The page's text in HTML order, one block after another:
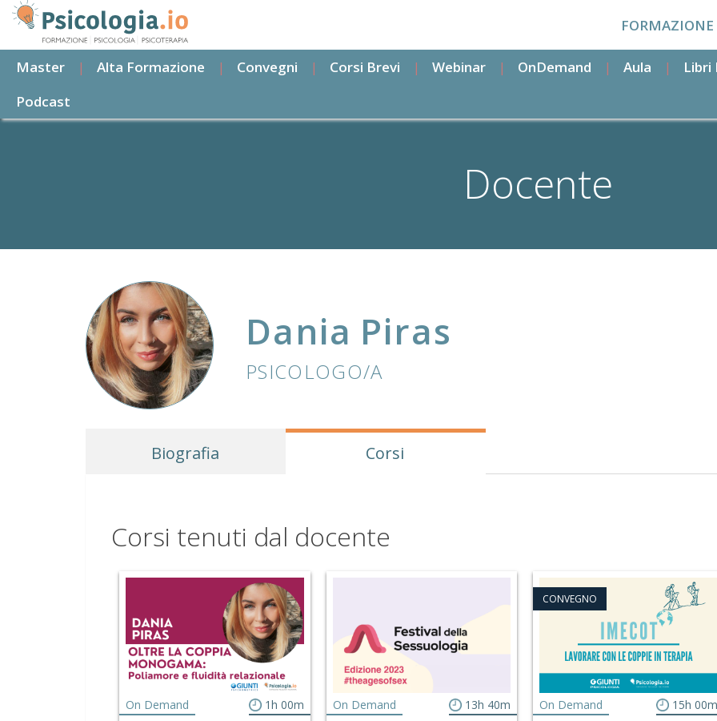
Salta
contenuto
principale
FORMAZIONE
Master Alta Formazione Convegni Corsi Brevi Webinar OnDemand Aula
Libri
Podcast
Docente
Dania Piras
PSICOLOGO/A
Biografia Corsi
Corsi tenuti dal docente
On Demand 1h 00m On Demand 13h 40m
CONVEGNO
On Demand 15h 00m